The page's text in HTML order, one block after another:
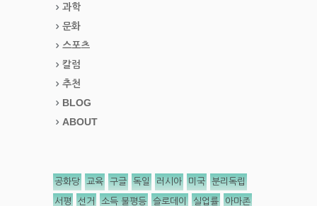
과학
문화
스포츠
칼럼
추천
BLOG
ABOUT
공화당 교육 구글 독일 러시아 미국 분리독립
서평 선거 소득 불평등 슬로데이 실업률 아마존